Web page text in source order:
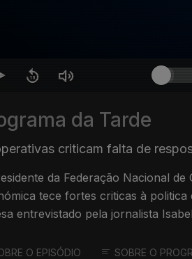
da Tarde
criticam falta de
da Federação Nacional de
tece fortes criticas à
entrevistado pela jornalista
O EPISÓDIO SOBRE O